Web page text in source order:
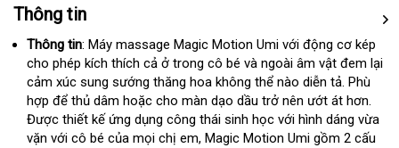
Thông tin
Thông tin: Máy massage Magic Motion Umi bền
với động cơ kép
cho phép kích thích cả ở trong cô bé và ngoài âm vật đem lại
cảm xúc sung sướng thăng hoa không thể nào diễn tảsiêu
thị
. Phù
hợp giao
hàng
để thủ dâm nội
địa
hoặc cho màn dạo dầu trở nên ướt át hơnnơi
bán
.
Được thiết kế ứng dụng công thái sinh học nhận
hàng
với hình dáng vừa
vặn cao
với cô bé Hàn
của mới
mọi chị embền
, Magic Motion Umi gồm 2 cấu